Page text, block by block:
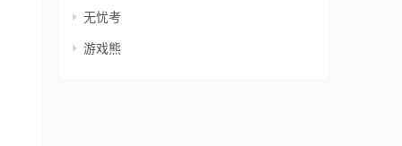
无忧考
游戏熊